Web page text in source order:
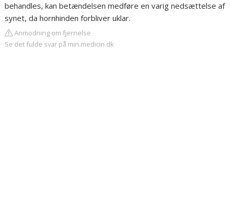
behandles, kan betændelsen medføre en varig nedsættelse af
synet, da hornhinden forbliver uklar.
Anmodning om fjernelse
Se det fulde svar på min.medicin.dk